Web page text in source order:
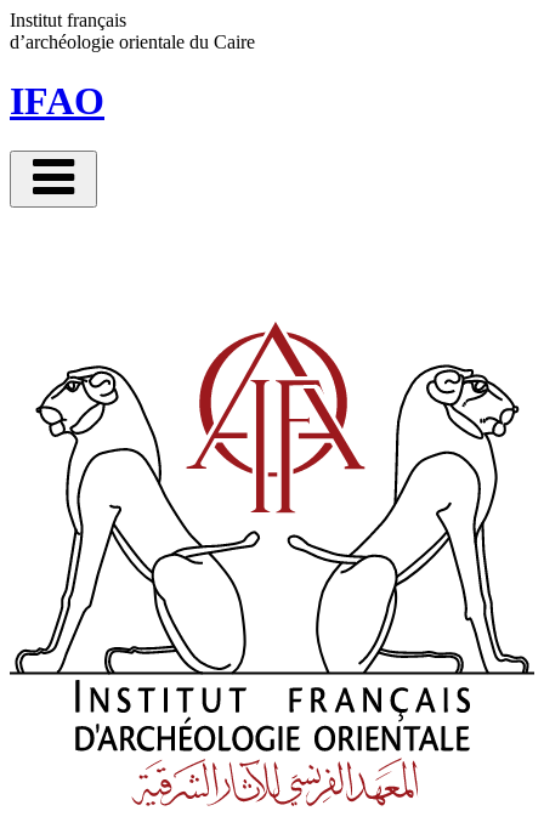
Institut français
d’archéologie orientale du Caire
IFAO
Panneau de gestion des cookies